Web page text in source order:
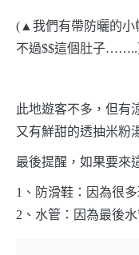
(▲我們有帶防曬的小
不過$$這個肚子……..
此地遊客不多，但有
又有鮮甜的透抽米粉
最後提醒，如果要來
1、防滑鞋：因為很多
2、水管：因為最後